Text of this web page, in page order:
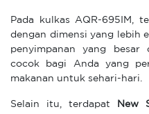
Pada kulkas AQR-695IM,
dengan dimensi yang lebih
penyimpanan yang
cocok bagi Anda yang
makanan untuk sehari-hari.
Selain itu, terdapat
New